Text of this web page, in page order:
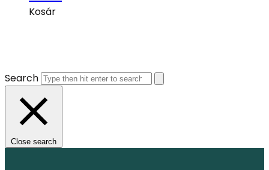
Kosár
Search
Close search